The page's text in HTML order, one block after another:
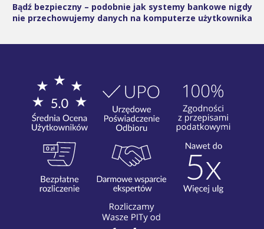
Bądź bezpieczny – podobnie jak systemy bankowe nigdy
nie przechowujemy danych na komputerze użytkownika